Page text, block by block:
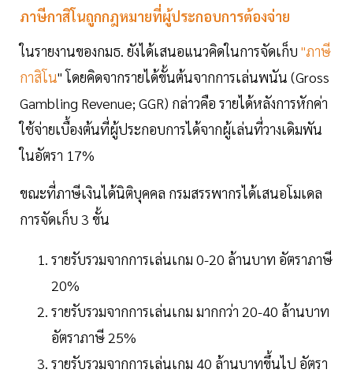
ภาษีกาสิโนถูกกฎหมายที่ผู้ประกอบการต้องจ่าย
ในรายงานของกมธ. ยังได้เสนอแนวคิดในการจัดเก็บ "ภาษี
กาสิโน" โดยคิดจากรายได้ขั้นต้นจากการเล่นพนัน (Gross
Gambling Revenue; GGR) กล่าวคือ รายได้หลังการหักค่า
ใช้จ่ายเบื้องต้นที่ผู้ประกอบการได้จากผู้เล่นที่วางเดิมพัน
ในอัตรา 17%
ขณะที่ภาษีเงินได้นิติบุคคล กรมสรรพากรได้เสนอโมเดล
การจัดเก็บ 3 ขั้น
รายรับรวมจากการเล่นเกม 0-20 ล้านบาท อัตราภาษี
20%
รายรับรวมจากการเล่นเกม มากกว่า 20-40 ล้านบาท
อัตราภาษี 25%
รายรับรวมจากการเล่นเกม 40 ล้านบาทขึ้นไป อัตรา